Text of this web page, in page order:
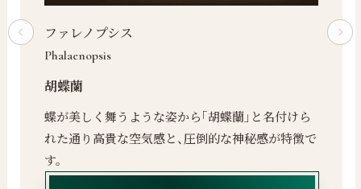
ファレノプシス
Phalaenopsis
胡蝶蘭
蝶が美しく舞うような姿から「胡蝶蘭」と名付けら
れた通り高貴な空気感と、圧倒的な神秘感が特徴で
す。